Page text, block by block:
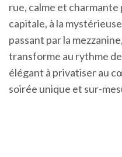
rue, calme et charmante
capitale, à la
passant par la
transforme au rythme
élégant à privatiser au
soirée unique et sur-